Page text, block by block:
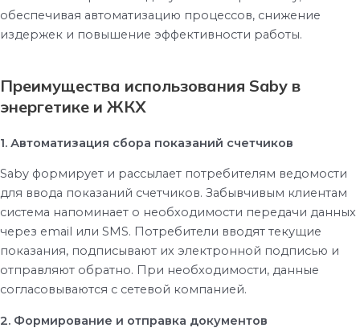
обеспечивая автоматизацию процессов, снижение
издержек и повышение эффективности работы.
Преимущества использования Saby в
энергетике и ЖКХ
1. Автоматизация сбора показаний счетчиков
Saby формирует и рассылает потребителям ведомости
для ввода показаний счетчиков. Забывчивым клиентам
система напоминает о необходимости передачи данных
через email или SMS. Потребители вводят текущие
показания, подписывают их электронной подписью и
отправляют обратно. При необходимости, данные
согласовываются с сетевой компанией.
2. Формирование и отправка документов